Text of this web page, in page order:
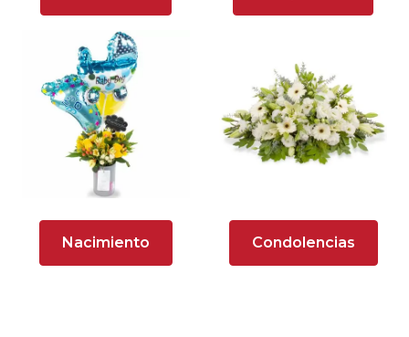
Nacimiento Condolencias
Arreglos florales para dar agradecimiento
Arreglos Florales para Defunciones
Arreglos Florales para Eventos
Arreglos florales románticos
Ave del Paraíso (Strelitzia)